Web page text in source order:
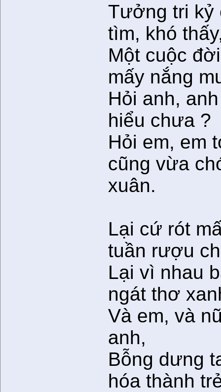
Tưởng tri kỷ
tìm, khó
Một cuộc
mấy nắng
Hỏi anh,
hiểu chưa ?
Hỏi em, em
cũng vừa
xuân.
Lại cứ rót
tuần rượu
Lại vì nhau
ngát thơ
Và em, và
anh,
Bỗng dưng
hóa thành